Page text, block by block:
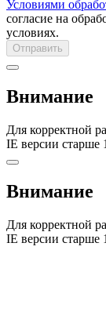
Условиями
согласие на
условиях.
Внимание
Для корректной
IE версии старше
Внимание
Для корректной
IE версии старше